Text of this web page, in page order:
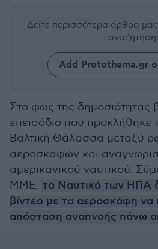
Δείτε περισσότερα άρθρα μας
Add Protothema.gr
Στο φως της δημοσιότητας
επεισόδιο που προκλήθηκε
Βαλτική Θάλασσα μεταξύ
αεροσκαφών και
αμερικανικού ναυτικού.
ΜΜΕ, το Ναυτικό των ΗΠΑ
βίντεο με τα αεροσκάφη να
απόσταση αναπνοής πάνω